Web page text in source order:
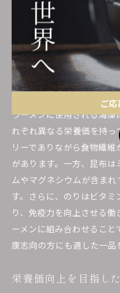
できます。麺に関しては
ぶことで、食物繊維を増
夫により、ラーメンは美味
慮した食事へと変わります。
海藻の種類による栄
ラーメンに使用される海
れぞれ異なる栄養価を持っ
リーでありながら食物繊
があります。一方、昆布
ムやマグネシウムが含ま
す。さらに、のりはビタ
り、免疫力を向上させる
ーメンに組み合わせるこ
康志向の方にも適した一品
栄養価向上を目指し
ご応
ご